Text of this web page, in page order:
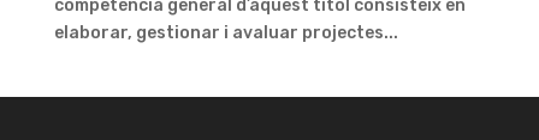
competència general d’aquest títol consisteix en
elaborar, gestionar i avaluar projectes...